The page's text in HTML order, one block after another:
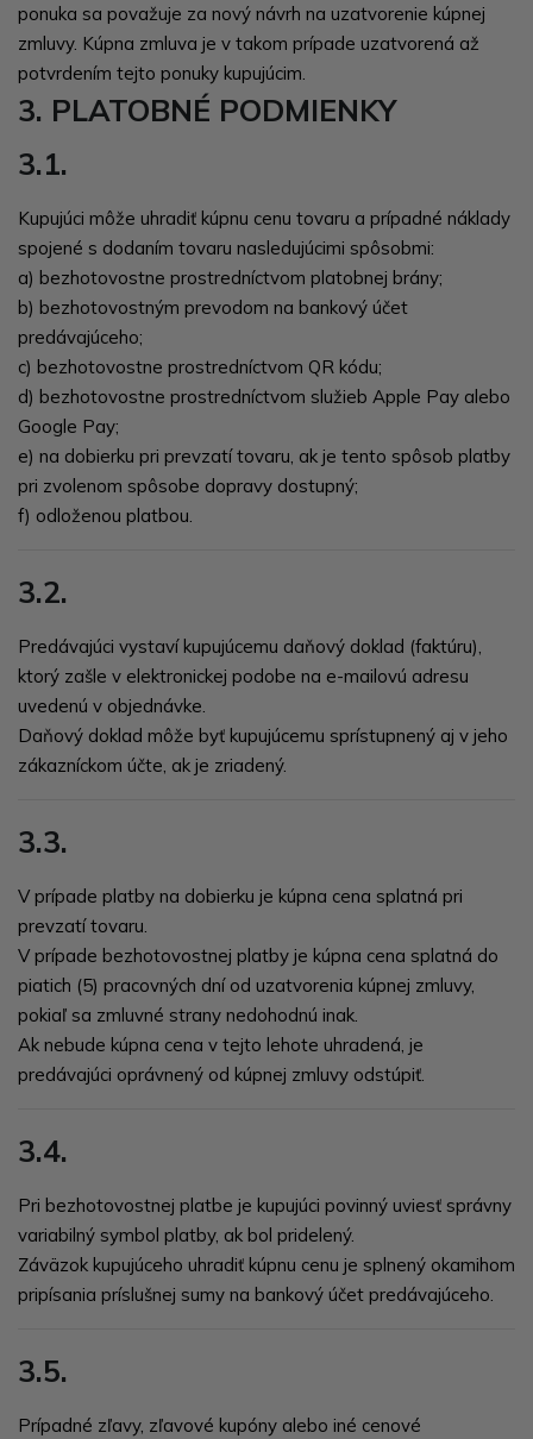
ponuka sa považuje za nový návrh na uzatvorenie kúpnej
zmluvy. Kúpna zmluva je v takom prípade uzatvorená až
potvrdením tejto ponuky kupujúcim.
3. PLATOBNÉ PODMIENKY
3.1.
Kupujúci môže uhradiť kúpnu cenu tovaru a prípadné náklady
spojené s dodaním tovaru nasledujúcimi spôsobmi:
a) bezhotovostne prostredníctvom platobnej brány;
b) bezhotovostným prevodom na bankový účet
predávajúceho;
c) bezhotovostne prostredníctvom QR kódu;
d) bezhotovostne prostredníctvom služieb Apple Pay alebo
Google Pay;
e) na dobierku pri prevzatí tovaru, ak je tento spôsob platby
pri zvolenom spôsobe dopravy dostupný;
f) odloženou platbou.
3.2.
Predávajúci vystaví kupujúcemu daňový doklad (faktúru),
ktorý zašle v elektronickej podobe na e-mailovú adresu
uvedenú v objednávke.
Daňový doklad môže byť kupujúcemu sprístupnený aj v jeho
zákazníckom účte, ak je zriadený.
3.3.
V prípade platby na dobierku je kúpna cena splatná pri
prevzatí tovaru.
V prípade bezhotovostnej platby je kúpna cena splatná do
piatich (5) pracovných dní od uzatvorenia kúpnej zmluvy,
pokiaľ sa zmluvné strany nedohodnú inak.
Ak nebude kúpna cena v tejto lehote uhradená, je
predávajúci oprávnený od kúpnej zmluvy odstúpiť.
3.4.
Pri bezhotovostnej platbe je kupujúci povinný uviesť správny
variabilný symbol platby, ak bol pridelený.
Záväzok kupujúceho uhradiť kúpnu cenu je splnený okamihom
pripísania príslušnej sumy na bankový účet predávajúceho.
3.5.
Prípadné zľavy, zľavové kupóny alebo iné cenové